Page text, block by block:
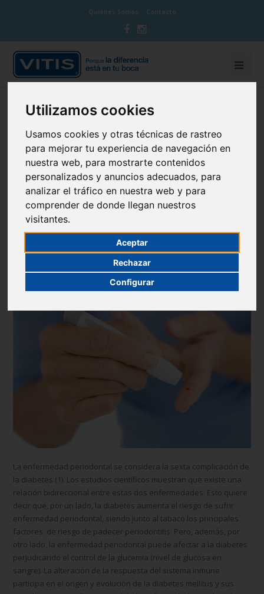
Utilizamos cookies
Usamos cookies y otras técnicas de rastreo
para mejorar tu experiencia de navegación en
nuestra web, para mostrarte contenidos
personalizados y anuncios adecuados, para
analizar el tráfico en nuestra web y para
comprender de donde llegan nuestros
visitantes.
Aceptar
Rechazar
Configurar
Quiénes Somos Contacto
BLOG CUIDA TU BOCA
Nuestros Expertos te explicarán de forma fácil
todo lo que necesitas saber para cuidar tu boca
¿Cuál es la relación entre
periodontitis y diabetes?
Cuidado de las encías
La enfermedad periodontal se considera la sexta complicación de
la diabetes (1). Los estudios científicos muestran que existe una
relación bidireccional entre estas dos enfermedades. Esto quiere
decir que, por un lado, la diabetes aumenta el riesgo de sufrir
enfermedad periodontal, siendo junto al tabaco los principales
factores de riesgo de padecer periodontitis. Pero, además, por
otro lado, la enfermedad periodontal puede afectar a la diabetes
perjudicando el control de la glucemia (nivel de glucosa en
sangre). La alteración de la respuesta del sistema inmune
participa en el origen y evolución de la diabetes mellitus y sus